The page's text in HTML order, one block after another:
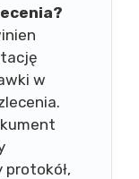
w
protokół,